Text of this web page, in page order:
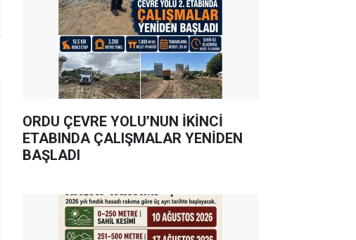
ORDU ÇEVRE YOLU’NUN İKİNCİ
ETABINDA ÇALIŞMALAR YENİDEN
BAŞLADI